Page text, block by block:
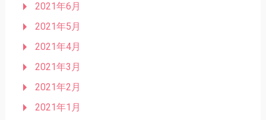
2021年6月
2021年5月
2021年4月
2021年3月
2021年2月
2021年1月